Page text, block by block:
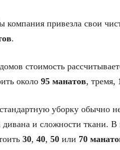
компания привезла свои
.
стоимость
около 95 манатов, тремя,
уборку обычно
дивана и сложности ткани.
30, 40, 50 или 70